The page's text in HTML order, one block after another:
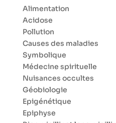
Alimentation
Acidose
Pollution
Causes des maladies
Symbolique
Médecine spirituelle
Nuisances occultes
Géobiologie
Epigénétique
Epiphyse